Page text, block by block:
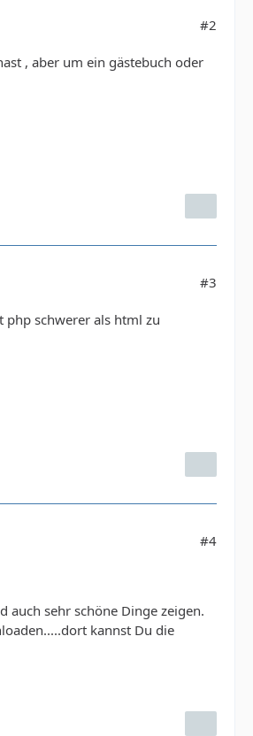
#2
, aber um ein gästebuch oder
#3
schwerer als html zu
#4
auch sehr schöne Dinge zeigen.
kannst Du die